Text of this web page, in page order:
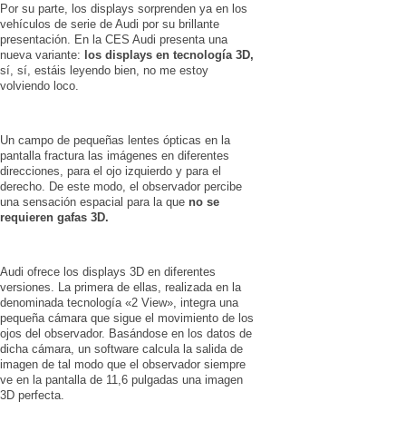
Por su parte, los displays sorprenden ya en los
vehículos de serie de Audi por su brillante
presentación. En la CES Audi presenta una
nueva variante: los displays en tecnología 3D,
sí, sí, estáis leyendo bien, no me estoy
volviendo loco.
Un campo de pequeñas lentes ópticas en la
pantalla fractura las imágenes en diferentes
direcciones, para el ojo izquierdo y para el
derecho. De este modo, el observador percibe
una sensación espacial para la que no se
requieren gafas 3D.
Audi ofrece los displays 3D en diferentes
versiones. La primera de ellas, realizada en la
denominada tecnología «2 View», integra una
pequeña cámara que sigue el movimiento de los
ojos del observador. Basándose en los datos de
dicha cámara, un software calcula la salida de
imagen de tal modo que el observador siempre
ve en la pantalla de 11,6 pulgadas una imagen
3D perfecta.